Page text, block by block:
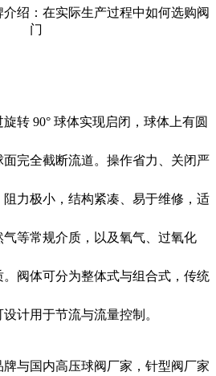
转 90° 球体实现启闭，球体上有圆
完全截断流道。操作省力、关闭严
力极小，结构紧凑、易于维修，适
等常规介质，以及氧气、过氧化
阀体可分为整体式与组合式，传统
计用于节流与流量控制。
与国内高压球阀厂家，针型阀厂家